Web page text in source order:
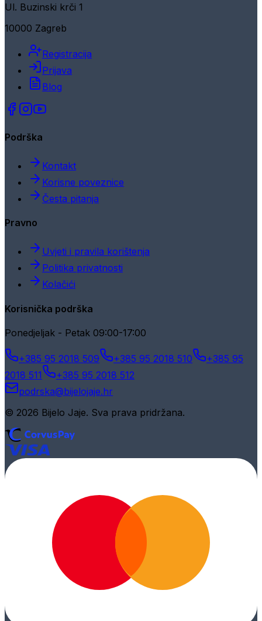
Ul. Buzinski krči 1
10000 Zagreb
Registracija
Prijava
Blog
Podrška
Kontakt
Korisne poveznice
Česta pitanja
Pravno
Uvjeti i pravila korištenja
Politika privatnosti
Kolačići
Korisnička podrška
Ponedjeljak - Petak 09:00-17:00
+385 95 2018 509 +385 95 2018 510
+385 95
2018 511
+385 95 2018 512
podrska@bijelojaje.hr
© 2026 Bijelo Jaje. Sva prava pridržana.